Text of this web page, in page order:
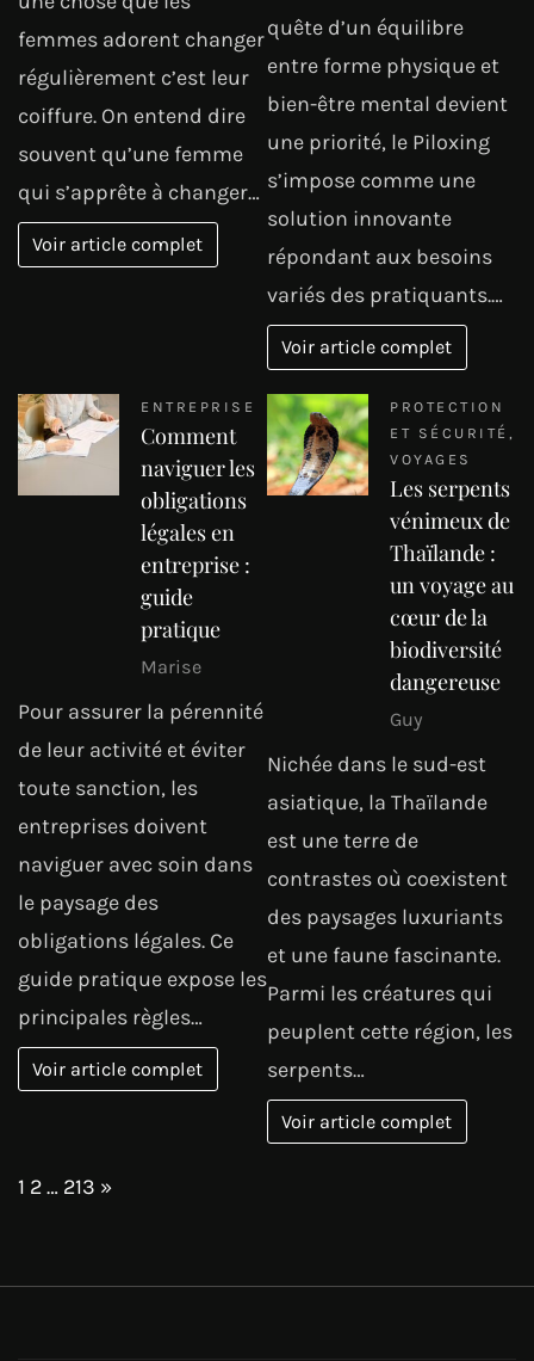
femmes adorent changer
régulièrement c’est leur
coiffure. On entend dire
souvent qu’une femme
qui s’apprête à changer…
Voir article complet
quête d’un équilibre
entre forme physique et
bien-être mental devient
une priorité, le Piloxing
s’impose comme une
solution innovante
répondant aux besoins
variés des pratiquants.…
Voir article complet
ENTREPRISE
Comment
naviguer les
obligations
légales en
entreprise :
guide
pratique
Marise
Pour assurer la pérennité
de leur activité et éviter
toute sanction, les
entreprises doivent
naviguer avec soin dans
le paysage des
obligations légales. Ce
guide pratique expose les
principales règles…
Voir article complet
PROTECTION
ET SÉCURITÉ
VOYAGES
Les serpents
vénimeux de
Thaïlande :
un voyage au
cœur de la
biodiversité
dangereuse
Guy
Nichée dans le sud-est
asiatique, la Thaïlande
est une terre de
contrastes où coexistent
des paysages luxuriants
et une faune fascinante.
Parmi les créatures qui
peuplent cette région, les
serpents…
Voir article complet
Page:
1 2… 213 Next
»